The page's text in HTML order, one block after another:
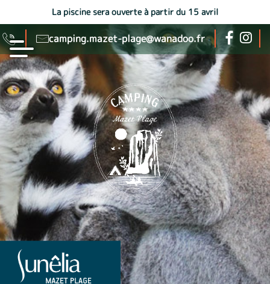
La piscine sera ouverte à partir du 15 avril
camping.mazet-plage@wanadoo.fr